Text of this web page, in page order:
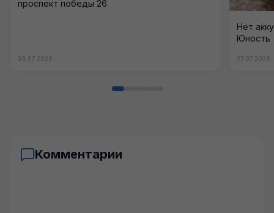
проспект победы 26
30.07.2026
Нет
Юность
27.07.2026
Комментарии